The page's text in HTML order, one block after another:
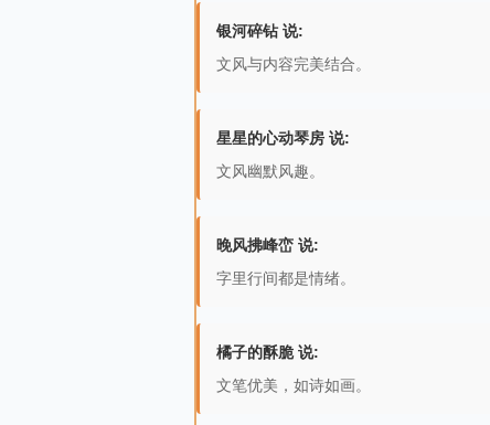
银河碎钻 说:
文风与内容完美结合。
星星的心动琴房 说:
文风幽默风趣。
晚风拂峰峦 说:
字里行间都是情绪。
橘子的酥脆 说:
文笔优美，如诗如画。